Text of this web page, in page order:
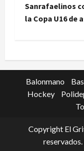
e
c
i
n
Sanrafaelinos
la Copa U16 de
Balonmano
Hockey
Copyright El
reservados.